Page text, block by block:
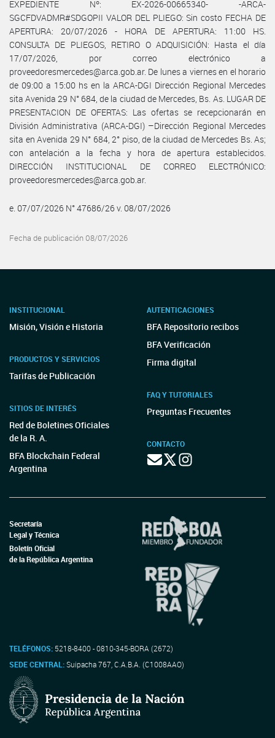
EXPEDIENTE Nº: EX-2026-00665340- -ARCA-
SGCFDVADMR#SDGOPII VALOR DEL PLIEGO: Sin costo FECHA DE
APERTURA: 20/07/2026 - HORA DE APERTURA: 11:00 HS.
CONSULTA DE PLIEGOS, RETIRO O ADQUISICIÓN: Hasta el día
17/07/2026, por correo electrónico a
proveedoresmercedes@arca.gob.ar. De lunes a viernes en el horario
de 09:00 a 15:00 hs en la ARCA-DGI Dirección Regional Mercedes
sita Avenida 29 N° 684, de la ciudad de Mercedes, Bs. As. LUGAR DE
PRESENTACION DE OFERTAS: Las ofertas se recepcionarán en
División Administrativa (ARCA-DGI) –Dirección Regional Mercedes
sita en Avenida 29 N° 684, 2° piso, de la ciudad de Mercedes Bs. As;
con antelación a la fecha y hora de apertura establecidos.
DIRECCIÓN INSTITUCIONAL DE CORREO ELECTRÓNICO:
proveedoresmercedes@arca.gob.ar.
e. 07/07/2026 N° 47686/26 v. 08/07/2026
Fecha de publicación 08/07/2026
INSTITUCIONAL
Misión, Visión e Historia
PRODUCTOS Y SERVICIOS
Tarifas de Publicación
SITIOS DE INTERÉS
Red de Boletines Oficiales
de la R. A.
BFA Blockchain Federal
Argentina
AUTENTICACIONES
BFA Repositorio recibos
BFA Verificación
Firma digital
FAQ Y TUTORIALES
Preguntas Frecuentes
CONTACTO
Secretaría
Legal y Técnica
Boletín Oficial
de la República Argentina
TELÉFONOS: 5218-8400 - 0810-345-BORA (2672)
SEDE CENTRAL:Suipacha 767, C.A.B.A. (C1008AAO)